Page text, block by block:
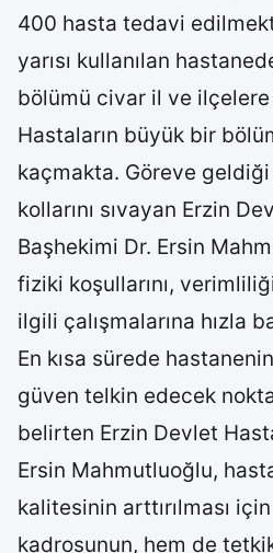
400 hasta tedavi
yarısı kullanılan
bölümü civar il ve
Hastaların büyük bir
kaçmakta. Göreve
kollarını sıvayan Erzin
Başhekimi Dr. Ersin
fiziki koşullarını,
ilgili çalışmalarına hızla
En kısa sürede
güven telkin edecek
belirten Erzin Devlet
Ersin Mahmutluoğlu,
kalitesinin arttırılması
kadrosunun, hem de